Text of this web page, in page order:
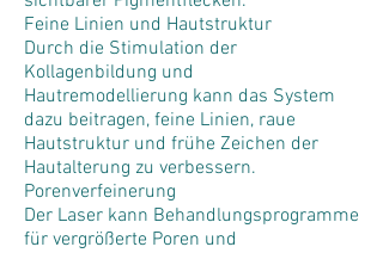
Feine Linien und Hautstruktur
Durch die Stimulation der
Kollagenbildung und
Hautremodellierung kann das System
dazu beitragen, feine Linien, raue
Hautstruktur und frühe Zeichen der
Hautalterung zu verbessern.
Porenverfeinerung
Der Laser kann Behandlungsprogramme
für vergrößerte Poren und